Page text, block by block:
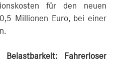
für den neuen
Millionen Euro, bei einer
Fahrerloser